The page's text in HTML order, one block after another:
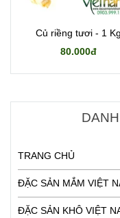
Củ riềng tươi - 1 Kg
80.000đ
TRANG CHỦ
ĐẶC SẢN MẮM VIỆT
ĐẶC SẢN KHÔ VIỆT